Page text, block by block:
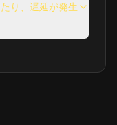
り、遅延が発生